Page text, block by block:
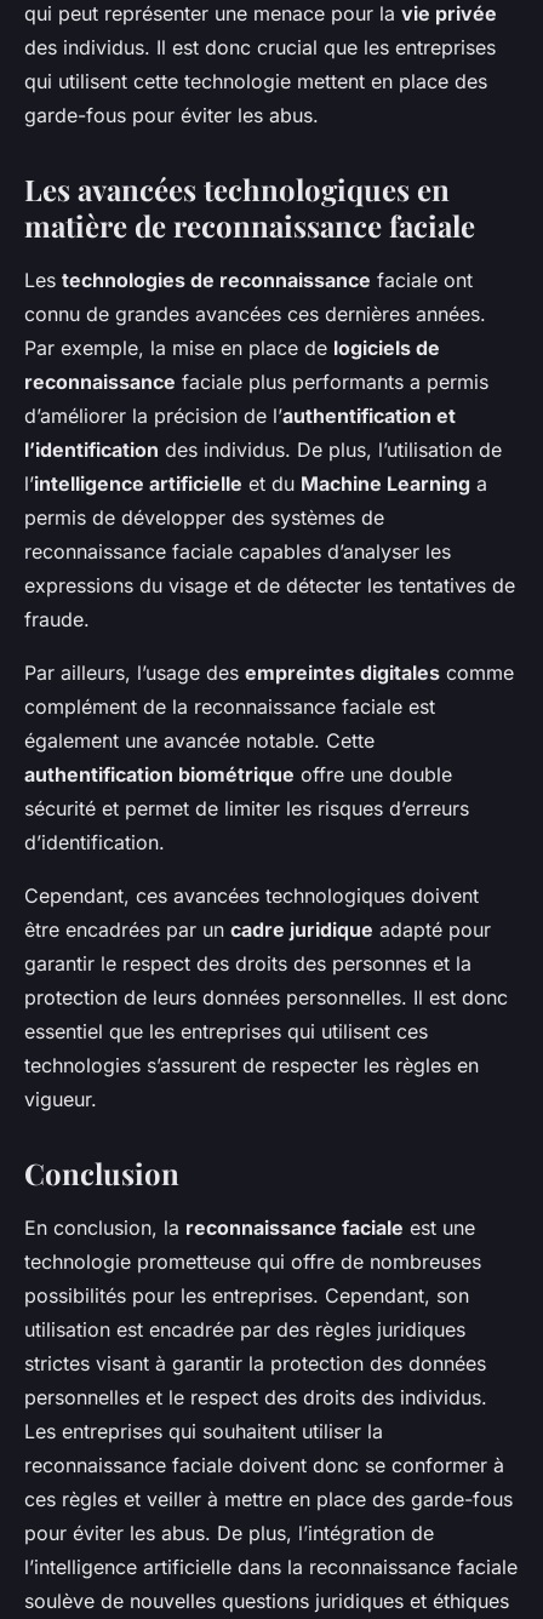
qui peut représenter une menace pour la vie privée
des individus. Il est donc crucial que les entreprises
qui utilisent cette technologie mettent en place des
garde-fous pour éviter les abus.
Les avancées technologiques en
matière de reconnaissance faciale
Les technologies de reconnaissance faciale ont
connu de grandes avancées ces dernières années.
Par exemple, la mise en place de logiciels de
reconnaissance faciale plus performants a permis
d’améliorer la précision de l’authentification et
l’identification des individus. De plus, l’utilisation de
l’intelligence artificielle et du Machine Learning a
permis de développer des systèmes de
reconnaissance faciale capables d’analyser les
expressions du visage et de détecter les tentatives de
fraude.
Par ailleurs, l’usage des empreintes digitales comme
complément de la reconnaissance faciale est
également une avancée notable. Cette
authentification biométrique offre une double
sécurité et permet de limiter les risques d’erreurs
d’identification.
Cependant, ces avancées technologiques doivent
être encadrées par un cadre juridique adapté pour
garantir le respect des droits des personnes et la
protection de leurs données personnelles. Il est donc
essentiel que les entreprises qui utilisent ces
technologies s’assurent de respecter les règles en
vigueur.
Conclusion
En conclusion, la reconnaissance faciale est une
technologie prometteuse qui offre de nombreuses
possibilités pour les entreprises. Cependant, son
utilisation est encadrée par des règles juridiques
strictes visant à garantir la protection des données
personnelles et le respect des droits des individus.
Les entreprises qui souhaitent utiliser la
reconnaissance faciale doivent donc se conformer à
ces règles et veiller à mettre en place des garde-fous
pour éviter les abus. De plus, l’intégration de
l’intelligence artificielle dans la reconnaissance faciale
soulève de nouvelles questions juridiques et éthiques